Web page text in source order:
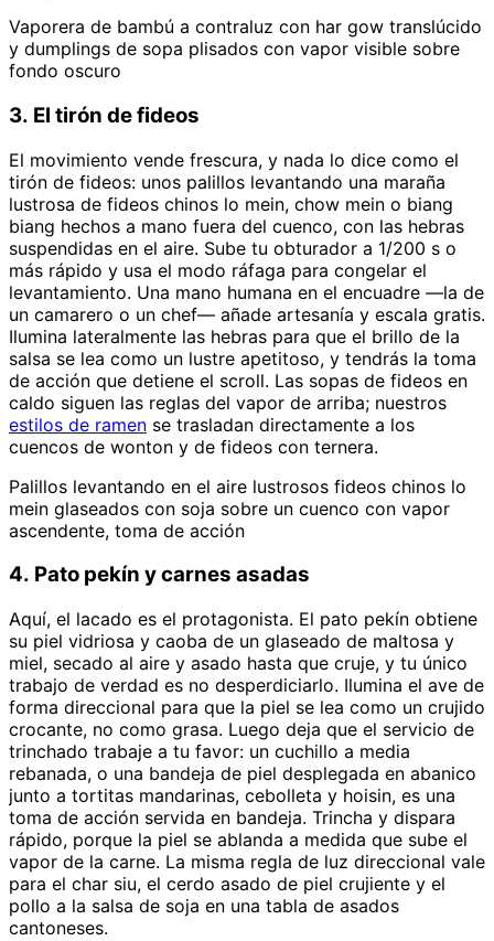
Vaporera de bambú a contraluz con har gow translúcido
y dumplings de sopa plisados con vapor visible sobre
fondo oscuro
3. El tirón de fideos
El movimiento vende frescura, y nada lo dice como el
tirón de fideos: unos palillos levantando una maraña
lustrosa de fideos chinos lo mein, chow mein o biang
biang hechos a mano fuera del cuenco, con las hebras
suspendidas en el aire. Sube tu obturador a 1/200 s o
más rápido y usa el modo ráfaga para congelar el
levantamiento. Una mano humana en el encuadre —la de
un camarero o un chef— añade artesanía y escala gratis.
Ilumina lateralmente las hebras para que el brillo de la
salsa se lea como un lustre apetitoso, y tendrás la toma
de acción que detiene el scroll. Las sopas de fideos en
caldo siguen las reglas del vapor de arriba; nuestros
estilos de ramen se trasladan directamente a los
cuencos de wonton y de fideos con ternera.
Palillos levantando en el aire lustrosos fideos chinos lo
mein glaseados con soja sobre un cuenco con vapor
ascendente, toma de acción
4. Pato pekín y carnes asadas
Aquí, el lacado es el protagonista. El pato pekín obtiene
su piel vidriosa y caoba de un glaseado de maltosa y
miel, secado al aire y asado hasta que cruje, y tu único
trabajo de verdad es no desperdiciarlo. Ilumina el ave de
forma direccional para que la piel se lea como un crujido
crocante, no como grasa. Luego deja que el servicio de
trinchado trabaje a tu favor: un cuchillo a media
rebanada, o una bandeja de piel desplegada en abanico
junto a tortitas mandarinas, cebolleta y hoisin, es una
toma de acción servida en bandeja. Trincha y dispara
rápido, porque la piel se ablanda a medida que sube el
vapor de la carne. La misma regla de luz direccional vale
para el char siu, el cerdo asado de piel crujiente y el
pollo a la salsa de soja en una tabla de asados
cantoneses.